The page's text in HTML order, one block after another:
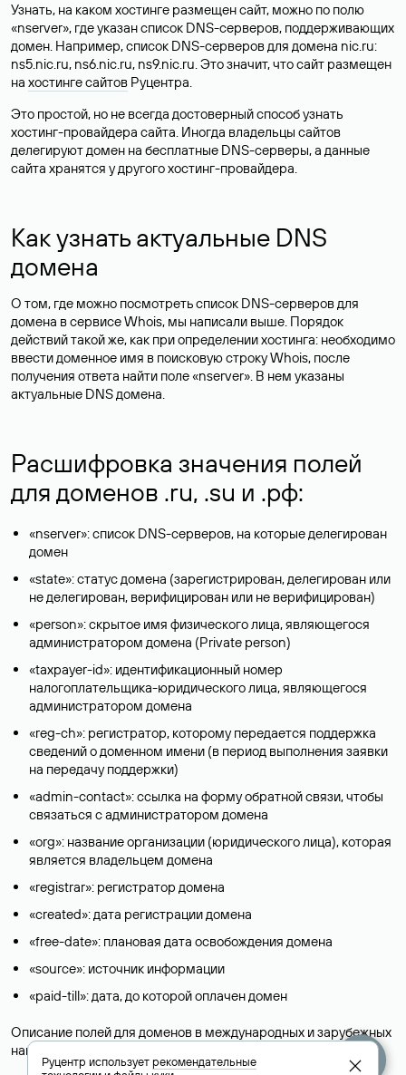
Узнать, на каком хостинге размещен сайт, можно по полю
«nserver», где указан список DNS-серверов, поддерживающих
домен. Например, список DNS-серверов для домена nic.ru:
ns5.nic.ru, ns6.nic.ru, ns9.nic.ru. Это значит, что сайт размещен
на хостинге сайтов Руцентра.
Это простой, но не всегда достоверный способ узнать
хостинг-провайдера сайта. Иногда владельцы сайтов
делегируют домен на бесплатные DNS-серверы, а данные
сайта хранятся у другого хостинг-провайдера.
Как узнать актуальные DNS
домена
О том, где можно посмотреть список DNS-серверов для
домена в сервисе Whois, мы написали выше. Порядок
действий такой же, как при определении хостинга: необходимо
ввести доменное имя в поисковую строку Whois, после
получения ответа найти поле «nserver». В нем указаны
актуальные DNS домена.
Расшифровка значения полей
для доменов .ru, .su и .рф:
«nserver»: список DNS-серверов, на которые делегирован
домен
«state»: статус домена (зарегистрирован, делегирован или
не делегирован, верифицирован или не верифицирован)
«person»: скрытое имя физического лица, являющегося
администратором домена (Privatе person)
«taxpayer-id»: идентификационный номер
налогоплательщика-юридического лица, являющегося
администратором домена
«reg-ch»: регистратор, которому передается поддержка
сведений о доменном имени (в период выполнения заявки
на передачу поддержки)
«admin-contact»: ссылка на форму обратной связи, чтобы
связаться с администратором домена
«org»: название организации (юридического лица), которая
является владельцем домена
«registrar»: регистратор домена
«created»: дата регистрации домена
«free-date»: плановая дата освобождения домена
«source»: источник информации
«paid-till»: дата, до которой оплачен домен
Описание полей для доменов в международных и зарубежных
национальных доменах представлены в разделе «
».
Руцентр используетрекомендательные